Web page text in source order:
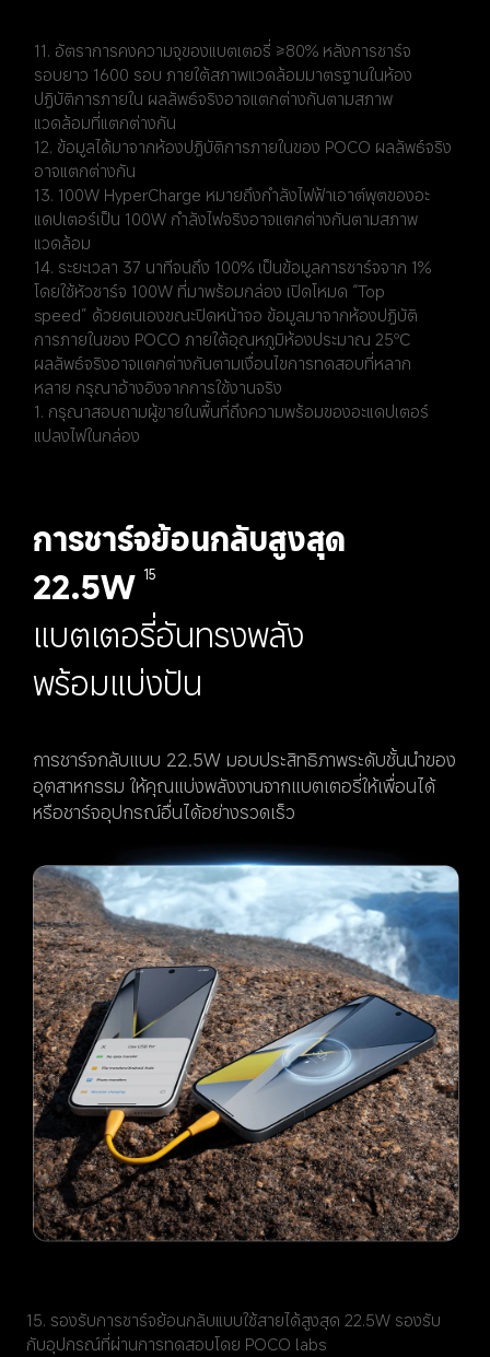
11. อัตราการคงความจุของแบตเตอรี่ ≥80% หลังการชาร์จ
รอบยาว 1600 รอบ ภายใต้สภาพแวดล้อมมาตรฐานในห้อง
ปฏิบัติการภายใน ผลลัพธ์จริงอาจแตกต่างกันตามสภาพ
แวดล้อมที่แตกต่างกัน
12. ข้อมูลได้มาจากห้องปฏิบัติการภายในของ POCO ผลลัพธ์จริง
อาจแตกต่างกัน
13. 100W HyperCharge หมายถึงกำลังไฟฟ้าเอาต์พุตของอะ
แดปเตอร์เป็น 100W กำลังไฟจริงอาจแตกต่างกันตามสภาพ
แวดล้อม
14. ระยะเวลา 37 นาทีจนถึง 100% เป็นข้อมูลการชาร์จจาก 1%
โดยใช้หัวชาร์จ 100W ที่มาพร้อมกล่อง เปิดโหมด “Top
speed” ด้วยตนเองขณะปิดหน้าจอ ข้อมูลมาจากห้องปฏิบัติ
การภายในของ POCO ภายใต้อุณหภูมิห้องประมาณ 25℃
ผลลัพธ์จริงอาจแตกต่างกันตามเงื่อนไขการทดสอบที่หลาก
หลาย กรุณาอ้างอิงจากการใช้งานจริง
1. กรุณาสอบถามผู้ขายในพื้นที่ถึงความพร้อมของอะแดปเตอร์
แปลงไฟในกล่อง
การชาร์จย้อนกลับสูงสุด
22.5W 15
แบตเตอรี่อันทรงพลัง
พร้อมแบ่งปัน
การชาร์จกลับแบบ 22.5W มอบประสิทธิภาพระดับชั้นนำของ
อุตสาหกรรม ให้คุณแบ่งพลังงานจากแบตเตอรี่ให้เพื่อนได้
หรือชาร์จอุปกรณ์อื่นได้อย่างรวดเร็ว
15. รองรับการชาร์จย้อนกลับแบบใช้สายได้สูงสุด 22.5W รองรับ
กับอุปกรณ์ที่ผ่านการทดสอบโดย POCO labs